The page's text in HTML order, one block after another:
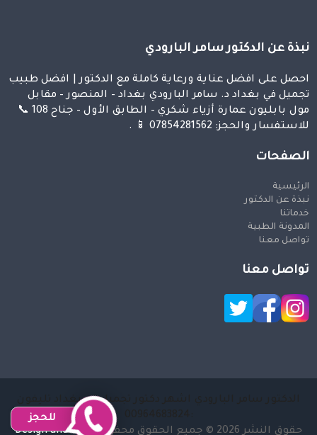
نبذة عن الدكتور سامر البارودي
احصل على افضل عناية ورعاية كاملة مع الدكتور | افضل طبيب
تجميل في بغداد د. سامر البارودي بغداد – المنصور – مقابل
مول بابليون عمارة أزياء شكري – الطابق الأول – جناح 108 📞
للاستفسار والحجز: 07854281562 📱 .
الصفحات
الرئيسية
نبذة عن الدكتور
خدماتنا
المدونة الطبية
تواصل معنا
تواصل معنا
الدكتور سامر البارودي اشهر دكتور تجميل في بغداد تليفون
حقوق النشر 2026 © جميع الحقوق محفوظة
Design and SEO
للحجز